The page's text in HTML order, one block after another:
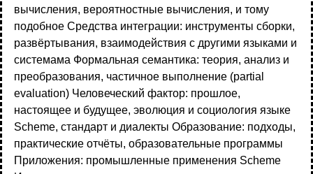
вычисления, вероятностные вычисления, и тому
подобное Средства интеграции: инструменты сборки,
развёртывания, взаимодействия с другими языками и
системама Формальная семантика: теория, анализ и
преобразования, частичное выполнение (partial
evaluation) Человеческий фактор: прошлое,
настоящее и будущее, эволюция и социология языке
Scheme, стандарт и диалекты Образование: подходы,
практические отчёты, образовательные программы
Приложения: промышленные применения Scheme